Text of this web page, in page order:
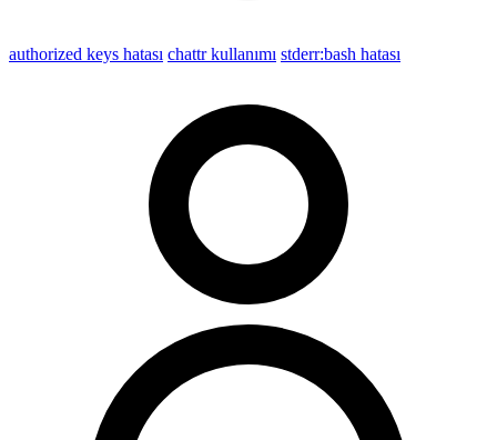
authorized keys hatası chattr kullanımı stderr:bash hatası